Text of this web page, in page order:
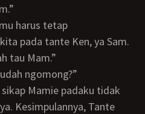
pada tante Ken, ya Sam.
tau Mam.”
ngomong?”
Kesimpulannya, Tante